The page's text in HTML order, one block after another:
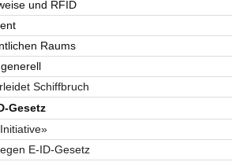
und RFID
Raums
Schiffbruch
Gesetz
E-ID-Gesetz